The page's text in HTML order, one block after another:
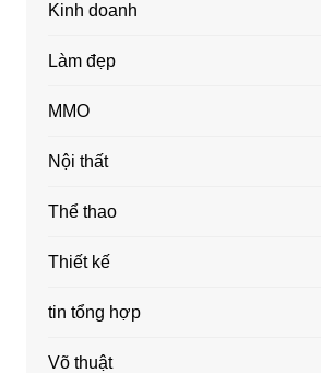
Kinh doanh
Làm đẹp
MMO
Nội thất
Thể thao
Thiết kế
tin tổng hợp
Võ thuật